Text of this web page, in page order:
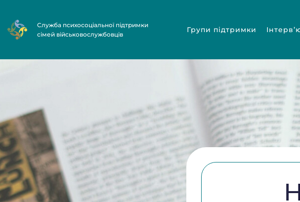
Служба психосоціальної підтримки
сімей військовослужбовців
Групи підтримки